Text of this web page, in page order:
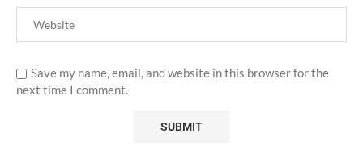
Save my name, email, and website in this browser for the
next time I comment.